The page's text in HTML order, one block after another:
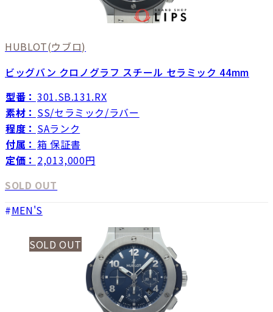
HUBLOT(ウブロ)
ビッグバン クロノグラフ スチール セラミック 44mm
型番： 301.SB.131.RX
素材： SS/セラミック/ラバー
程度： SAランク
付属： 箱 保証書
定価： 2,013,000円
SOLD OUT
MEN'S
SOLD OUT